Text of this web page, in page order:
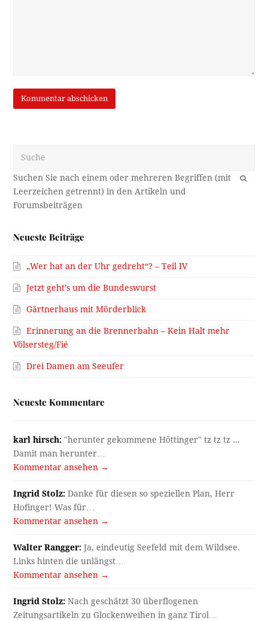
OK
Neueste Beiträge
„Wer hat an der Uhr gedreht“? – Teil IV
Jetzt geht’s um die Bundeswurst
Gärtnerhaus mit Mörderblick
Erinnerung an die Brennerbahn – Kein Halt mehr
Völsersteg/Fié
Drei Damen am Seeufer
Neueste Kommentare
karl hirsch: "herunter gekommene Höttinger" tz tz tz ...
Damit man herunter…
Kommentar ansehen →
Ingrid Stolz: Danke für diesen so speziellen Plan, Herr
Hofinger! Was für…
Kommentar ansehen →
Walter Rangger: Ja, eindeutig Seefeld mit dem Wildsee.
Links hinten die unlängst…
Kommentar ansehen →
Ingrid Stolz: Nach geschätzt 30 überflogenen
Zeitungsartikeln zu Glockenweihen in ganz Tirol…